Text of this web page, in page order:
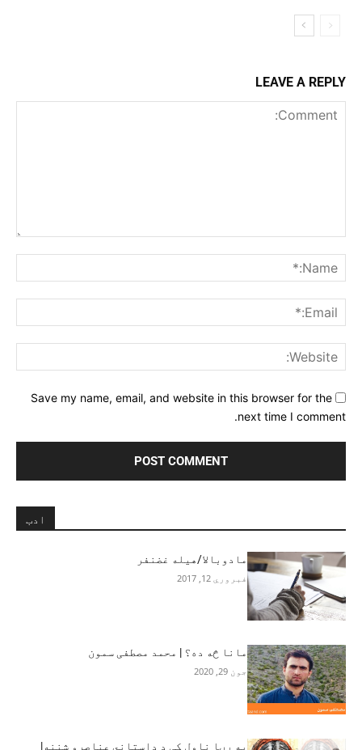
LEAVE A REPLY
Save my name, email, and website in this browser for the
next time I comment.
ادب
مادوبالا/هیله غضنفر
فبروري 12, 2017
مانا څه ده؟ | محمد مصطفی سمون‎
جون 29, 2020
په رڼا ناول کې د داستاني عناصرو شننه|